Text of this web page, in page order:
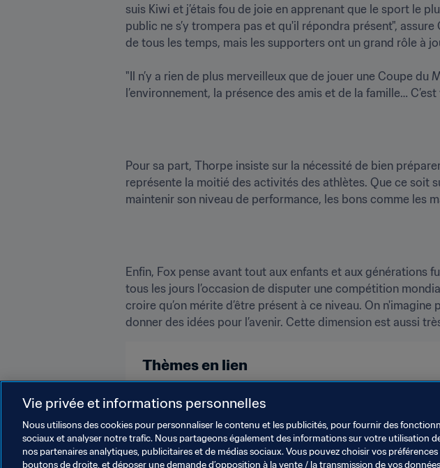
suis Kiwi et j’étais fou de joie en apprenant que le sport le
public ne s’y trompera pas et qu'il répondra présent",
de tous les temps, mais les supporters ont un grand rôle à
"Il n’y a rien de plus merveilleux que de jouer une Coupe
Pour sa part, Thorpe insiste sur la nécessité de bien
représente la moitié des activités des athlètes. Que ce soit
Enfin, Fox pense avant tout aux enfants et aux générations
tous les jours l’occasion de disputer une compétition
croire qu’on mérite d’être présent à ce niveau. On
Thèmes en lien
Coupe du Monde Féminine de la FIFA 2023
Vie privée et informations personnelles
Nous utilisons des cookies pour personnaliser le contenu et les publicités, pour fournir des
sociaux et analyser notre trafic. Nous partageons également des informations sur votre utilisation
nos partenaires analytiques, publicitaires et de médias sociaux. Vous pouvez choisir vos
boutons de droite, et déposer une demande d’opposition à la vente / la transmission de vos